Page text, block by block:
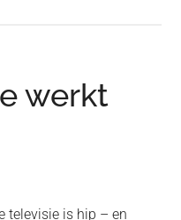
werkt
televisie is hip – en